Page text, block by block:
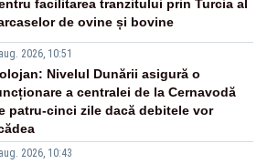
facilitarea tranzitului prin Turcia al
de ovine și bovine
2026, 10:51
Nivelul Dunării asigură o
a centralei de la Cernavodă
patru-cinci zile dacă debitele vor
2026, 10:43